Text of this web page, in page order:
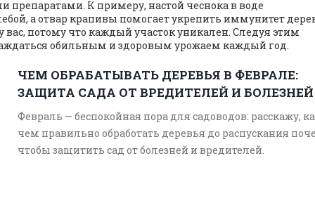
К примеру, настой чеснока в воде
а отвар крапивы помогает укрепить иммунитет
вас, потому что каждый участок уникален. Следуя этим
обильным и здоровым урожаем каждый год.
ЧЕМ ОБРАБАТЫВАТЬ ДЕРЕВЬЯ В ФЕВРАЛЕ:
ЗАЩИТА САДА ОТ ВРЕДИТЕЛЕЙ И БОЛЕЗНЕЙ
Февраль — беспокойная пора для садоводов: расскажу,
чем правильно обработать деревья до распускания
чтобы защитить сад от болезней и вредителей.